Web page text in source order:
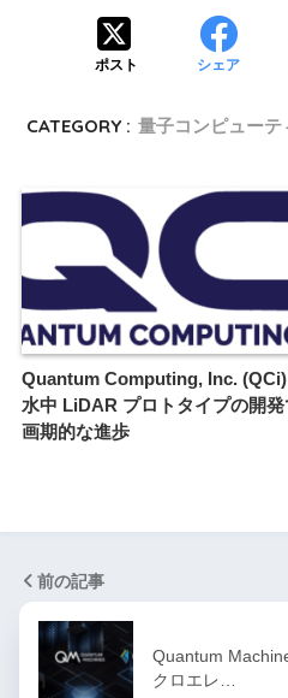
ポスト シェア
CATEGORY : 量子コンピューテ
Quantum Computing, Inc.
水中 LiDAR プロトタイプの開発
画期的な進歩
前の記事
Quantum
クロエレ…